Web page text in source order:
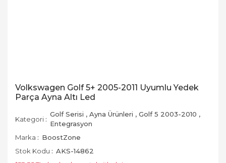
Volkswagen Golf 5+ 2005-2011 Uyumlu Yedek
Parça Ayna Altı Led
Kategori
Golf Serisi , Ayna Ürünleri , Golf 5 2003-2010 ,
Entegrasyon
Marka
BoostZone
Stok Kodu
AKS-14862